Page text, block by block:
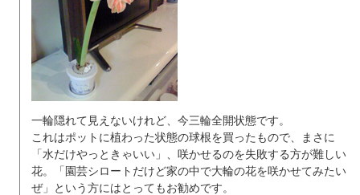
一輪隠れて見えないけれど、今三輪全開状態です。
これはポットに植わった状態の球根を買ったもので、まさに
「水だけやっときゃいい」、咲かせるのを失敗する方が難しい
花。「園芸シロートだけど家の中で大輪の花を咲かせてみたい
ぜ」という方にはとってもお勧めです。